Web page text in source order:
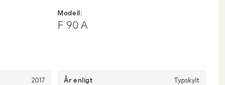
Modell:
F 90 A
2017 År enligt Typskylt